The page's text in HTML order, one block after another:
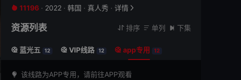
 11196 · 2022 · 韩国 · 真人秀 · 详情 
资源列表  排序  单列  下集
 蓝光五 12  VIP线路 12  app专用 12
该线路为APP专用，请前往APP观看